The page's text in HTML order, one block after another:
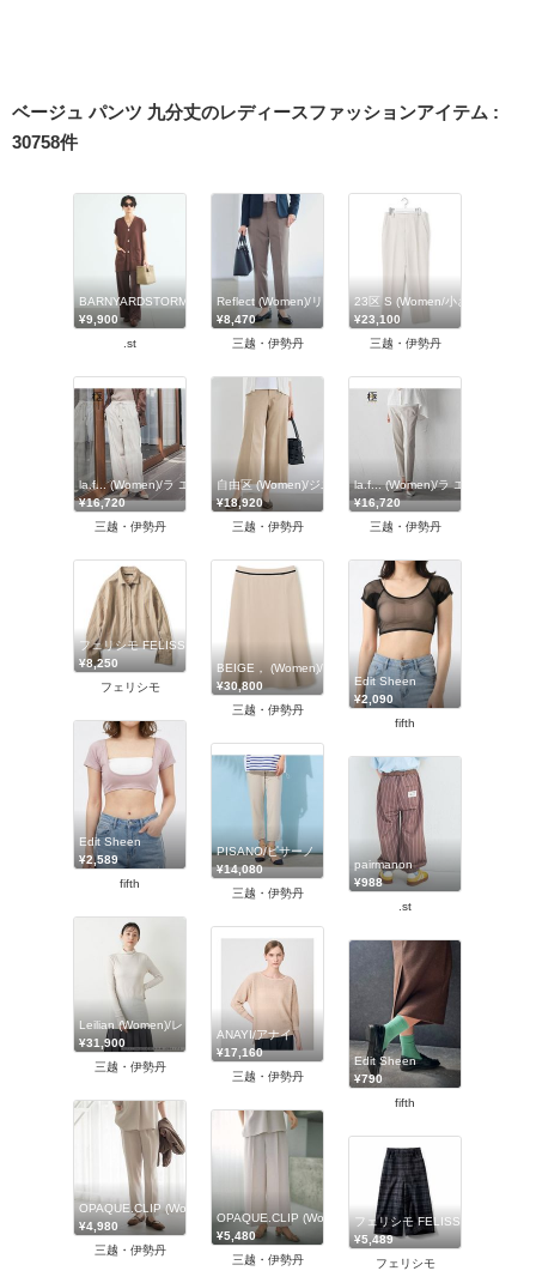
ベージュ パンツ 九分丈のレディースファッションアイテム :
30758件
BARNYARDSTORM
¥9,900
.st
Reflect (Women)/リフレクト
¥8,470
三越・伊勢丹
23区 S (Women/小さいサイズ)/
¥23,100
三越・伊勢丹
la.f... (Women)/ラ エフ
¥16,720
三越・伊勢丹
自由区 (Women)/ジユウク
¥18,920
三越・伊勢丹
la.f... (Women)/ラ エフ
¥16,720
三越・伊勢丹
フェリシモ FELISSIMO
¥8,250
フェリシモ
BEIGE， (Women)/ベイジ，
¥30,800
三越・伊勢丹
Edit Sheen
¥2,090
fifth
Edit Sheen
¥2,589
fifth
PISANO/ピサーノ
¥14,080
三越・伊勢丹
pairmanon
¥988
.st
Leilian (Women)/レリアン
¥31,900
三越・伊勢丹
ANAYI/アナイ
¥17,160
三越・伊勢丹
Edit Sheen
¥790
fifth
OPAQUE.CLIP (Women)/オペークドットクリップ
¥4,980
三越・伊勢丹
OPAQUE.CLIP (Women)/オペークドットクリップ
¥5,480
三越・伊勢丹
フェリシモ FELISSIMO
¥5,489
フェリシモ